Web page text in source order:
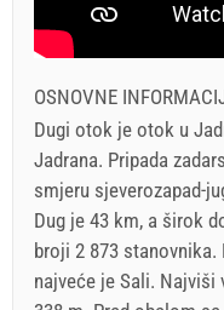
OSNOVNE
Dugi otok je otok u
Jadrana. Pripada
smjeru sjeverozapad-
Dug je 43 km, a širok
broji 2 873
najveće je Sali. Najviši